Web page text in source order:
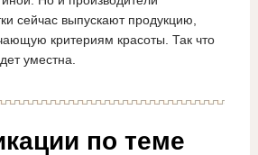
сейчас выпускают продукцию,
критериям красоты. Так что
уместна.
по теме